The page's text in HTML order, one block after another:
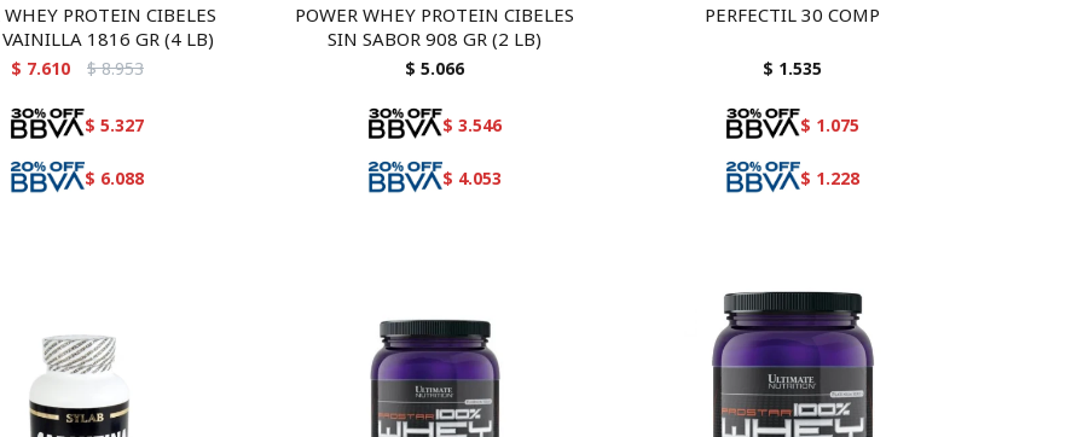
WHEY PROTEIN CIBELES
VAINILLA 1816 GR (4 LB)
$ 7.610 $ 8.953
$ 5.327
$ 6.088
POWER WHEY PROTEIN CIBELES
SIN SABOR 908 GR (2 LB)
$ 5.066
$ 3.546
$ 4.053
PERFECTIL 30 COMP
$ 1.535
$ 1.075
$ 1.228